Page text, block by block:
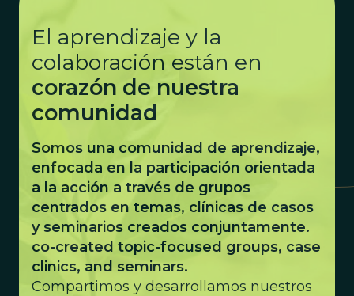
El aprendizaje y la
colaboración están en
corazón de nuestra
comunidad
Somos una comunidad de aprendizaje,
enfocada en la participación orientada
a la acción a través de grupos
centrados en temas, clínicas de casos
y seminarios creados conjuntamente.
co-created topic-focused groups, case
clinics, and seminars.
Compartimos y desarrollamos nuestros